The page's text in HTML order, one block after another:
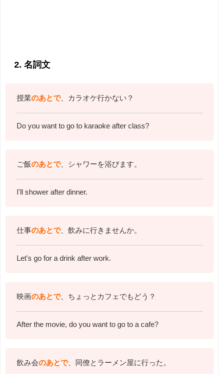
2. 名詞文
授業のあとで、カラオケ行かない？
Do you want to go to karaoke after class?
ご飯のあとで、シャワーを浴びます。
I'll shower after dinner.
仕事のあとで、飲みに行きませんか。
Let's go for a drink after work.
映画のあとで、ちょっとカフェでもどう？
After the movie, do you want to go to a cafe?
飲み会のあとで、同僚とラーメン屋に行った。